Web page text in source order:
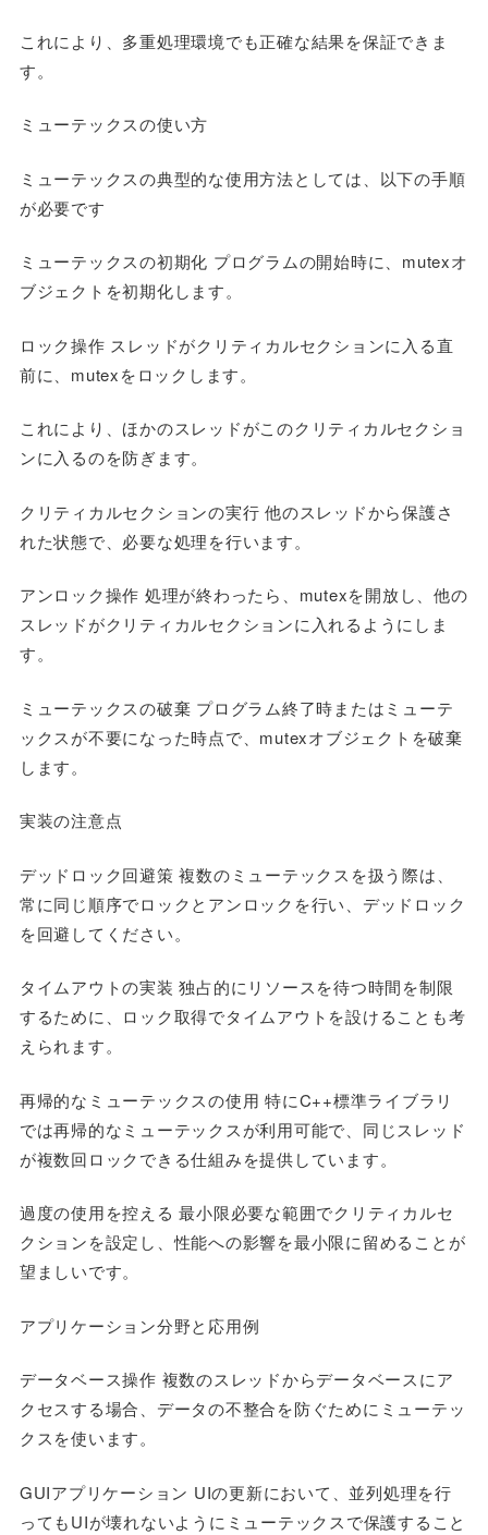
これにより、多重処理環境でも正確な結果を保証できま
す。
ミューテックスの使い方
ミューテックスの典型的な使用方法としては、以下の手順
が必要です
ミューテックスの初期化 プログラムの開始時に、mutexオ
ブジェクトを初期化します。
ロック操作 スレッドがクリティカルセクションに入る直
前に、mutexをロックします。
これにより、ほかのスレッドがこのクリティカルセクショ
ンに入るのを防ぎます。
クリティカルセクションの実行 他のスレッドから保護さ
れた状態で、必要な処理を行います。
アンロック操作 処理が終わったら、mutexを開放し、他の
スレッドがクリティカルセクションに入れるようにしま
す。
ミューテックスの破棄 プログラム終了時またはミューテ
ックスが不要になった時点で、mutexオブジェクトを破棄
します。
実装の注意点
デッドロック回避策 複数のミューテックスを扱う際は、
常に同じ順序でロックとアンロックを行い、デッドロック
を回避してください。
タイムアウトの実装 独占的にリソースを待つ時間を制限
するために、ロック取得でタイムアウトを設けることも考
えられます。
再帰的なミューテックスの使用 特にC++標準ライブラリ
では再帰的なミューテックスが利用可能で、同じスレッド
が複数回ロックできる仕組みを提供しています。
過度の使用を控える 最小限必要な範囲でクリティカルセ
クションを設定し、性能への影響を最小限に留めることが
望ましいです。
アプリケーション分野と応用例
データベース操作 複数のスレッドからデータベースにア
クセスする場合、データの不整合を防ぐためにミューテッ
クスを使います。
GUIアプリケーション UIの更新において、並列処理を行
ってもUIが壊れないようにミューテックスで保護すること